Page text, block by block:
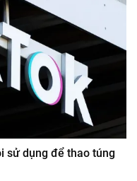
sử dụng để thao túng